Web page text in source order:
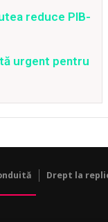
reduce PIB-
urgent pentru
Drept la